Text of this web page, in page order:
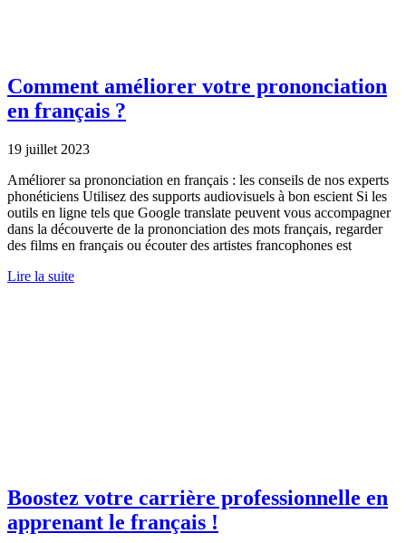
Comment améliorer votre prononciation
en français ?
19 juillet 2023
Améliorer sa prononciation en français : les conseils de nos experts
phonéticiens Utilisez des supports audiovisuels à bon escient Si les
outils en ligne tels que Google translate peuvent vous accompagner
dans la découverte de la prononciation des mots français, regarder
des films en français ou écouter des artistes francophones est
Lire la suite
Boostez votre carrière professionnelle en
apprenant le français !